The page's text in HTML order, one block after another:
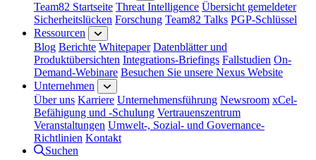
Team82 Startseite Threat Intelligence Übersicht gemeldeter
Sicherheitslücken Forschung Team82 Talks PGP-Schlüssel
Ressourcen
Blog Berichte Whitepaper Datenblätter und
Produktübersichten Integrations-Briefings Fallstudien On-
Demand-Webinare Besuchen Sie unsere Nexus Website
Unternehmen
Über uns Karriere Unternehmensführung Newsroom xCel-
Befähigung und -Schulung Vertrauenszentrum
Veranstaltungen Umwelt-, Sozial- und Governance-
Richtlinien Kontakt
Suchen